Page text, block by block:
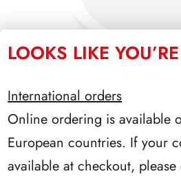
SFORZESCO ITALIA
LOOKS LIKE
International orders
Online ordering is available
European countries. If your
available at checkout,